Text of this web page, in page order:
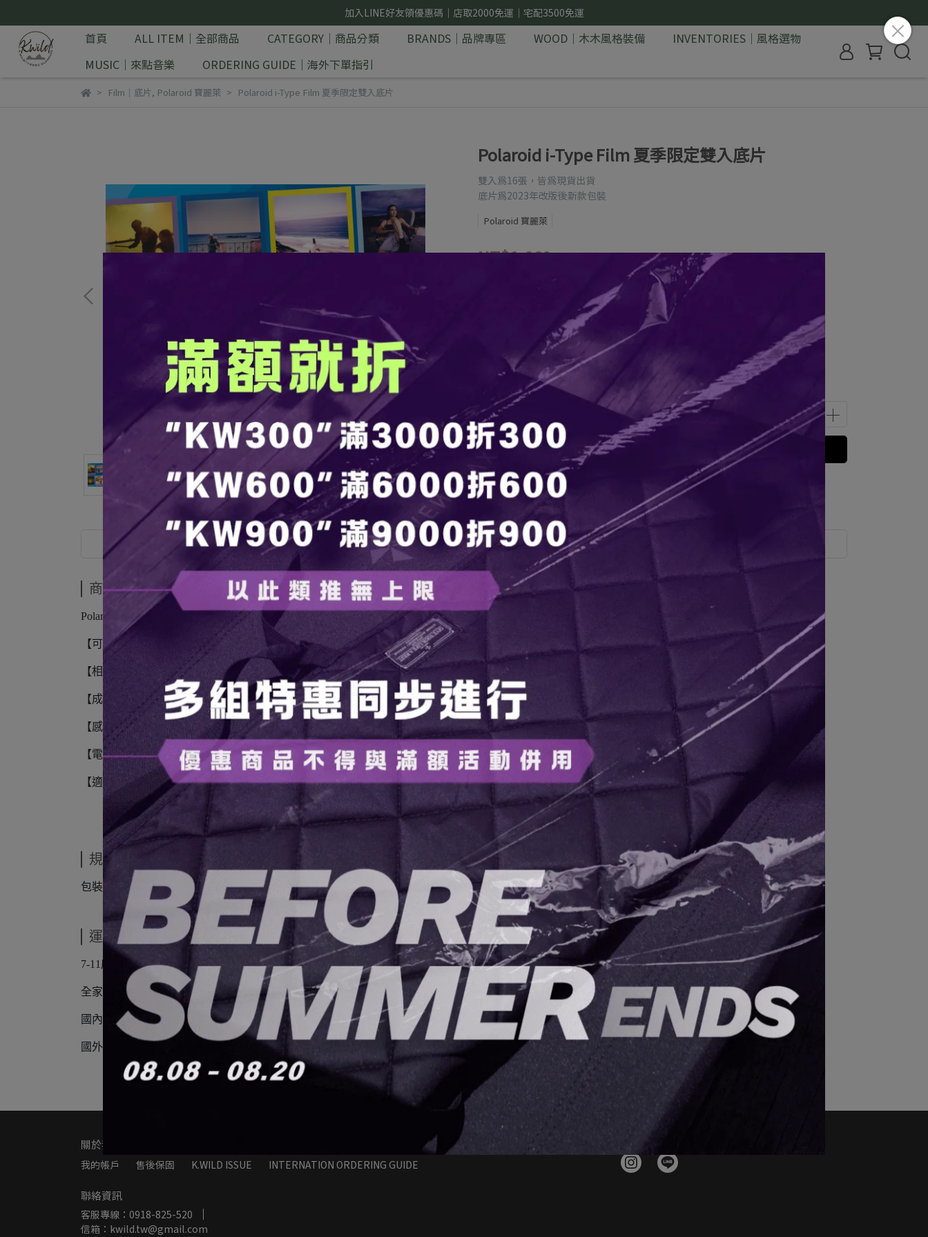
加入LINE好友領優惠碼｜店取2000免運｜宅配3500免運
首頁 ALL ITEM｜全部商品 CATEGORY｜商品分類 BRANDS｜品牌專區 WOOD｜木木風格裝備
INVENTORIES｜風格選物
MUSIC｜來點音樂
ORDERING GUIDE｜海外下單指引
Film｜底片, Polaroid 寶麗萊 Polaroid i-Type Film 夏季限定雙入底片
Polaroid i-Type Film 夏季限定雙入底片
雙入為16張，皆為現貨出貨
底片為2023年改版後新款包裝
Polaroid 寶麗萊
NT$1,060 NT$1,380
一盒 (16張)
加入最愛 此商品 「 最高 」可以折抵紅利0點 (約等於
商品介紹 規格說明
商品介紹
Polaroid i-Type 夏季限定雙入
【可拍張數】一盒雙入(8張兩盒)
【相紙大小】10.7 × 8.8 cm
【成像範圍】7.9 × 7.9 cm
【感光度】ISO 640
【電池】無電池
【適用機種】Polaroid Now+、Polaroid Now、Lab、OneStep2、OneStep+
規格說明
包裝：每盒16入
運送方式
7-11店到店（取貨不付款）
全家店到店（取貨不付款）
國內宅配（中華郵政）
國外宅配（順豐/中華郵政)
關於我們
我的帳戶 售後保固 K.WILD ISSUE INTERNATION ORDERING GUIDE
聯絡資訊
客服專線：0918-825-520
信箱：kwild.tw@gmail.com